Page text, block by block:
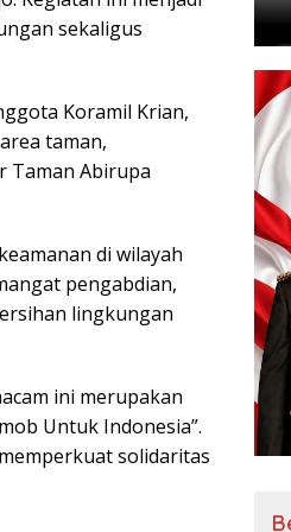
sekaligus
Koramil Krian,
taman,
Taman Abirupa
di wilayah
pengabdian,
lingkungan
ini merupakan
Untuk Indonesia”.
solidaritas